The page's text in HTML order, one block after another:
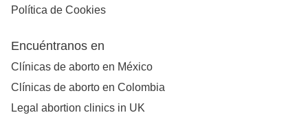
Política de Cookies
Encuéntranos en
Clínicas de aborto en México
Clínicas de aborto en Colombia
Legal abortion clinics in UK